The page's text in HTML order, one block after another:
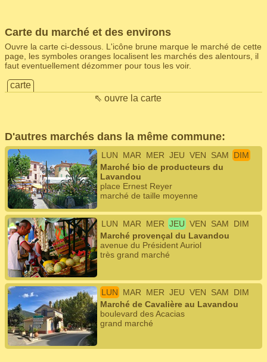
Carte du marché et des environs
Ouvre la carte ci-dessous. L'icône brune marque le marché de cette
page, les symboles oranges localisent les marchés des alentours, il
faut eventuellement dézommer pour tous les voir.
carte
⇖ ouvre la carte
D'autres marchés dans la même commune:
LUN MAR MER JEU VEN SAM
DIM
Marché bio de producteurs du
Lavandou
place Ernest Reyer
marché de taille moyenne
LUN MAR MER JEU VEN SAM
DIM
Marché provençal du Lavandou
avenue du Président Auriol
très grand marché
LUN MAR MER JEU VEN SAM
DIM
Marché de Cavalière au Lavandou
boulevard des Acacias
grand marché